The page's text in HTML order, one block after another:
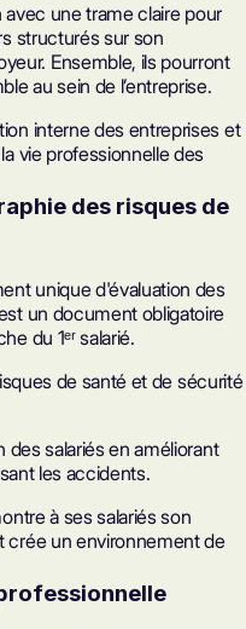
une trame claire pour
structurés sur son
Ensemble, ils pourront
au sein de l’entreprise.
interne des entreprises et
vie professionnelle des
des risques de
unique d'évaluation des
un document obligatoire
du 1ᵉʳ salarié.
de santé et de sécurité
salariés en améliorant
les accidents.
à ses salariés son
crée un environnement de